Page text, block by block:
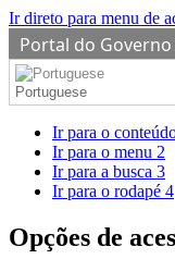
Ir direto para menu de
Portal do
Portuguese
Ir para o
Ir para o menu 2
Ir para a busca 3
Ir para o rodapé 4
Opções de